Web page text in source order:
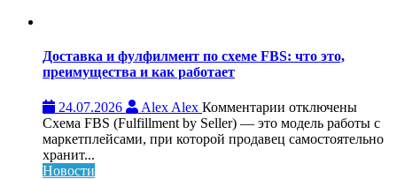
что
работает
и
кому
нужен
Доставка и фулфилмент по схеме FBS: что это,
преимущества и как работает
24.07.2026 Alex Alex Комментарии к
записи
Доставка
отключены
Схема FBS (Fulfillment by Seller) — это модель работы с
маркетплейсами, при которой продавец самостоятельно
хранит...
Новости